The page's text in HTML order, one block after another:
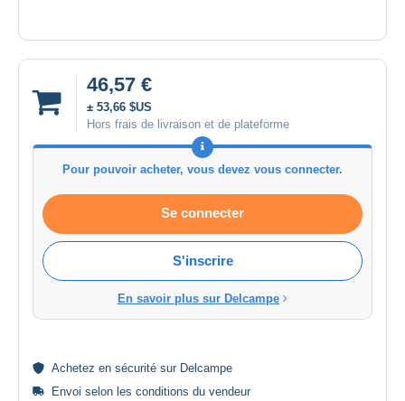
46,57 €
± 53,66 $US
Hors frais de livraison et de plateforme
Pour pouvoir acheter, vous devez vous connecter.
Se connecter
S'inscrire
En savoir plus sur Delcampe
Achetez en sécurité sur Delcampe
Envoi selon les conditions du vendeur